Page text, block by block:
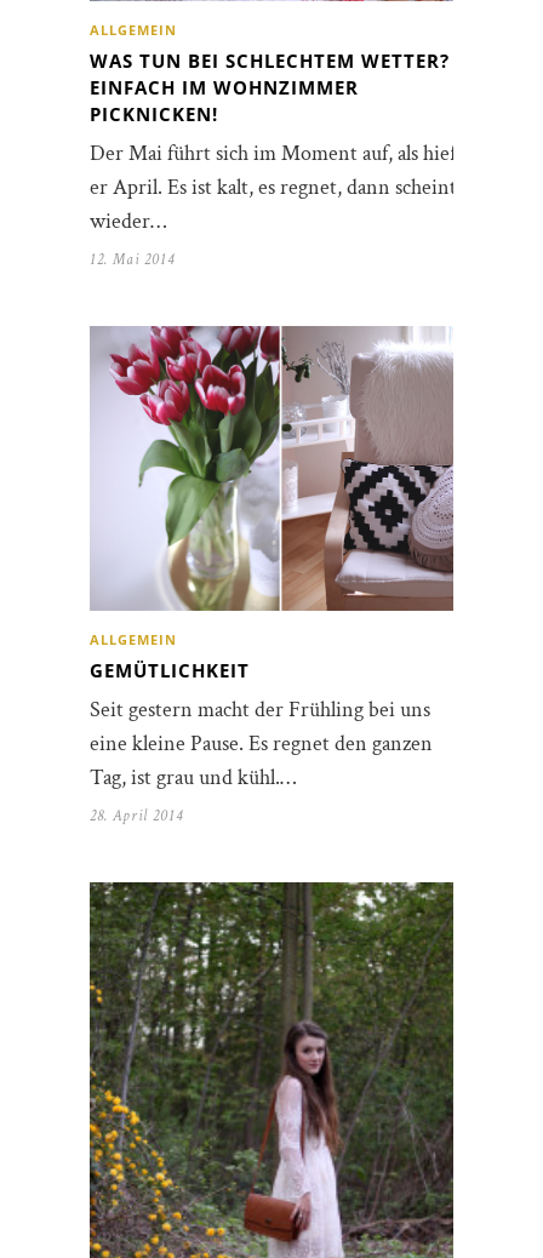
ALLGEMEIN
WAS TUN BEI SCHLECHTEM WETTER?
EINFACH IM WOHNZIMMER
PICKNICKEN!
Der Mai führt sich im Moment auf, als hieße
er April. Es ist kalt, es regnet, dann scheint
wieder…
12. Mai 2014
ALLGEMEIN
GEMÜTLICHKEIT
Seit gestern macht der Frühling bei uns
eine kleine Pause. Es regnet den ganzen
Tag, ist grau und kühl.…
28. April 2014